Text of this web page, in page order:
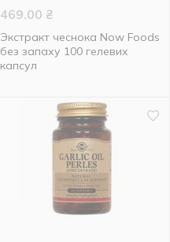
469.00 ₴
Экстракт чеснока Now Foods
без запаху 100 гелевих
капсул